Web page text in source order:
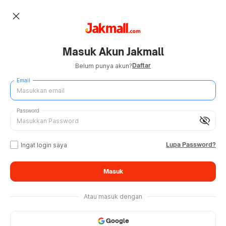
close
Masuk Akun Jakmall
Belum punya akun?Daftar
Email
visibility_off
Password
Ingat login saya Lupa Password?
Masuk
Atau masuk dengan
Google